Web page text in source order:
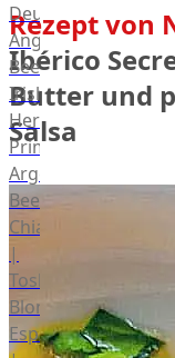
Deutsches
Angus
Beef
Irish
Hereford
Prime
Argentina
Beef
Chianina
|
Toskana
Blonda
Espanola
Rezept von
Ibérico
Butter und
Salsa